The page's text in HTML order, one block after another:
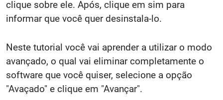
clique sobre ele. Após, clique em sim para
informar que você quer desinstala-lo.
Neste tutorial você vai aprender a utilizar o modo
avançado, o qual vai eliminar completamente o
software que você quiser, selecione a opção
"Avaçado" e clique em "Avançar".